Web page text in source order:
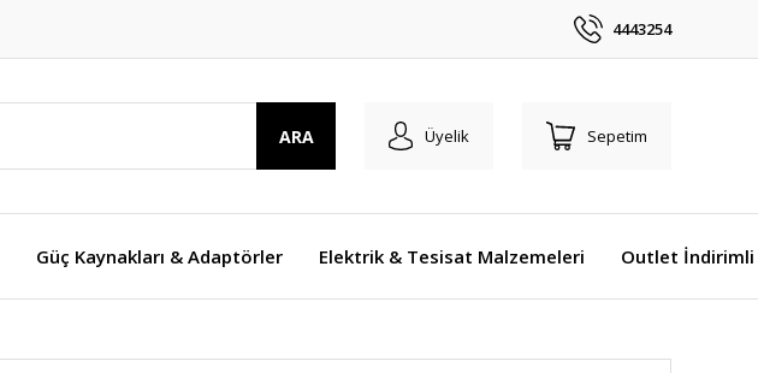
4443254
ARA Üyelik Sepetim
Güç Kaynakları & Adaptörler Elektrik & Tesisat Malzemeleri Outlet İndirimli